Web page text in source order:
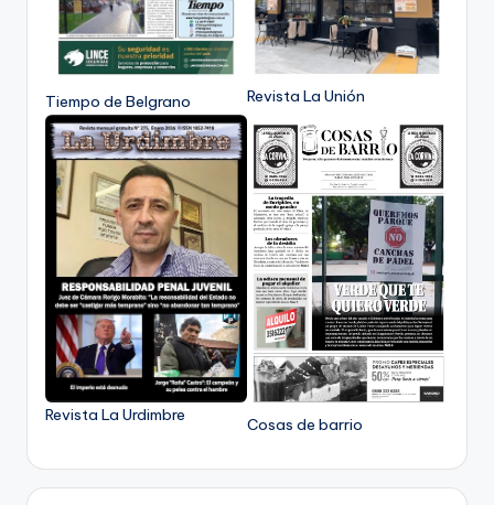
Tiempo de Belgrano Revista La Unión
Revista La Urdimbre
Cosas de barrio